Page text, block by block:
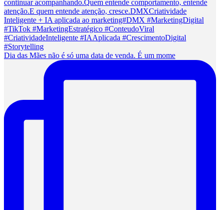
Dia das Mães não é só uma data de venda. É um mome